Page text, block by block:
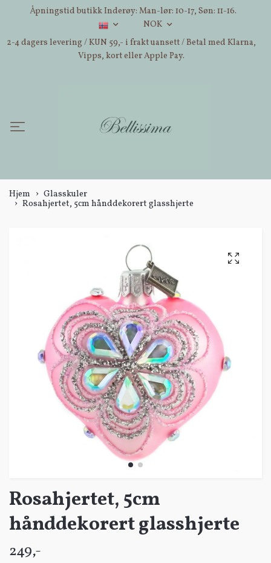
Åpningstid butikk Inderøy: Man-lør: 10-17, Søn: 11-16.
NOK
2-4 dagers levering / KUN 59,- i frakt uansett / Betal med Klarna,
Vipps, kort eller Apple Pay.
Hjem
Glasskuler
Rosahjertet, 5cm hånddekorert glasshjerte
Rosahjertet, 5cm
hånddekorert glasshjerte
249,-